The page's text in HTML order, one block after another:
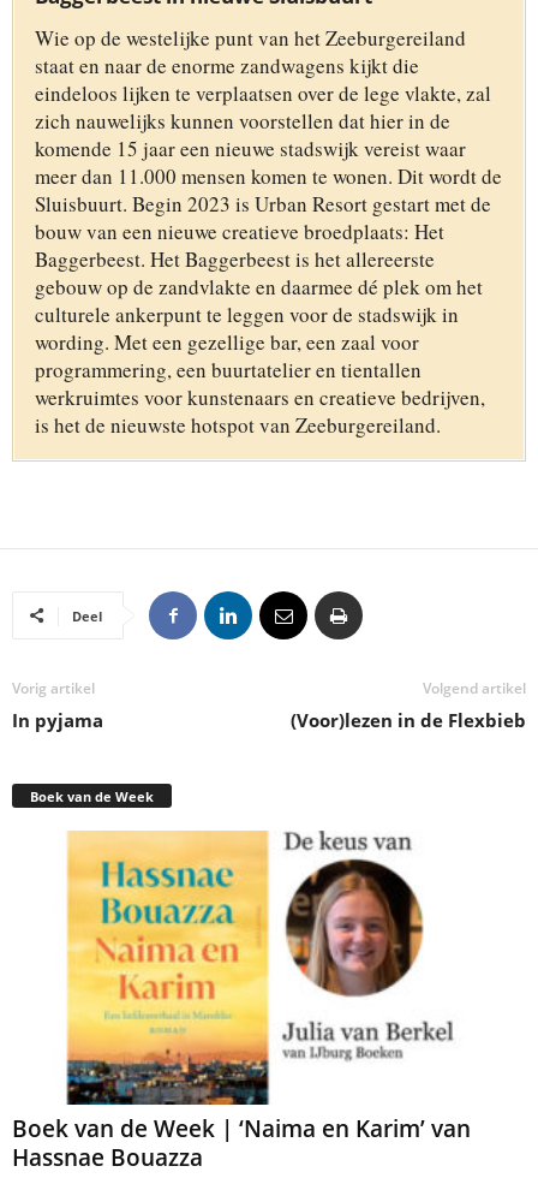
Wie op de westelijke punt van het Zeeburgereiland
staat en naar de enorme zandwagens kijkt die
eindeloos lijken te verplaatsen over de lege vlakte, zal
zich nauwelijks kunnen voorstellen dat hier in de
komende 15 jaar een nieuwe stadswijk vereist waar
meer dan 11.000 mensen komen te wonen. Dit wordt de
Sluisbuurt. Begin 2023 is Urban Resort gestart met de
bouw van een nieuwe creatieve broedplaats: Het
Baggerbeest. Het Baggerbeest is het allereerste
gebouw op de zandvlakte en daarmee dé plek om het
culturele ankerpunt te leggen voor de stadswijk in
wording. Met een gezellige bar, een zaal voor
programmering, een buurtatelier en tientallen
werkruimtes voor kunstenaars en creatieve bedrijven,
is het de nieuwste hotspot van Zeeburgereiland.
Deel
Vorig artikel
In pyjama
Volgend artikel
(Voor)lezen in de Flexbieb
Boek van de Week
Boek van de Week | ‘Naima en Karim’ van
Hassnae Bouazza